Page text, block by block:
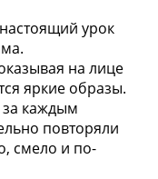
урок
на лице
яркие образы.
за каждым
повторяли
смело и по-